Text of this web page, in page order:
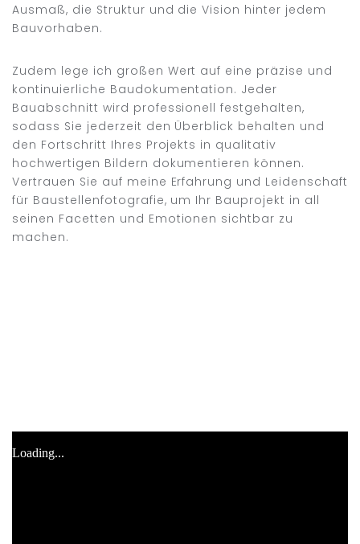
Ausmaß, die Struktur und die Vision hinter jedem
Bauvorhaben.
Zudem lege ich großen Wert auf eine präzise und
kontinuierliche Baudokumentation. Jeder
Bauabschnitt wird professionell festgehalten,
sodass Sie jederzeit den Überblick behalten und
den Fortschritt Ihres Projekts in qualitativ
hochwertigen Bildern dokumentieren können.
Vertrauen Sie auf meine Erfahrung und Leidenschaft
für Baustellenfotografie, um Ihr Bauprojekt in all
seinen Facetten und Emotionen sichtbar zu
machen.